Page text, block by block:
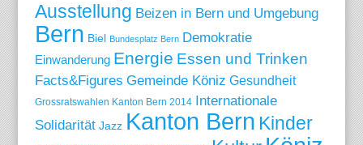
Ausstellung Beizen in Bern und Umgebung
Bern Biel Bundesplatz Bern Demokratie
Einwanderung Energie Essen und Trinken
Facts&Figures Gemeinde Köniz Gesundheit
Grossratswahlen Kanton Bern 2014
Internationale
Solidarität Jazz Kanton Bern Kinder